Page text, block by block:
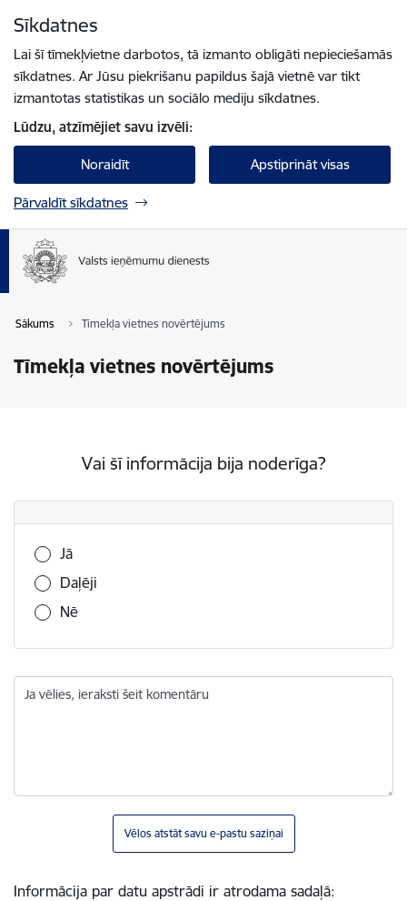
Sīkdatnes
Lai šī tīmekļvietne darbotos, tā izmanto obligāti nepieciešamās
sīkdatnes. Ar Jūsu piekrišanu papildus šajā vietnē var tikt
izmantotas statistikas un sociālo mediju sīkdatnes.
Lūdzu, atzīmējiet savu izvēli:
Noraidīt Apstiprināt visas
Pārvaldīt sīkdatnes
Sākums Tīmekļa vietnes novērtējums
Tīmekļa vietnes novērtējums
Vai šī informācija bija noderīga?
Vai šī informācija bija noderīga?
Jā
Daļēji
Nē
Ja vēlies, ieraksti šeit komentāru
Vēlos atstāt savu e-pastu saziņai
Informācija par datu apstrādi ir atrodama sadaļā: